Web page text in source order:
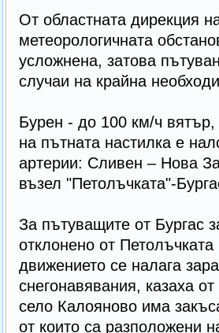
От областната дирекция
метеорологичната
усложнена, затова
случаи на крайна
Бурен - до 100 км/ч
на пътната настилка е
артерии: Сливен – Нова
възел "Петолъчката"-
За пътуващите от Бургас
отклонено от
движението се налага
снегонавявания, казаха
село Калояново има
от които са разположени